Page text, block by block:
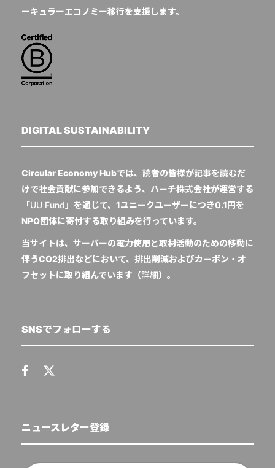
ーキュラーエコノミー移行を支援します。
DIGITAL SUSTAINABILITY
Circular Economy Hubでは、読者の皆様が記事を読むだ
けで社会貢献に参加できるよう、ハーチ株式会社が運営する
「UU Fund 」を通じて、1ユニークユーザーにつき0.1円を
NPO団体に寄付する取り組みを行っています。
当サイトは、サーバーの電力使用と取材活動のための移動に
伴うCO2排出などにおいて、排出削減およびカーボン・オ
フセットに取り組んでいます（詳細）。
SNSでフォローする
ニュースレター登録